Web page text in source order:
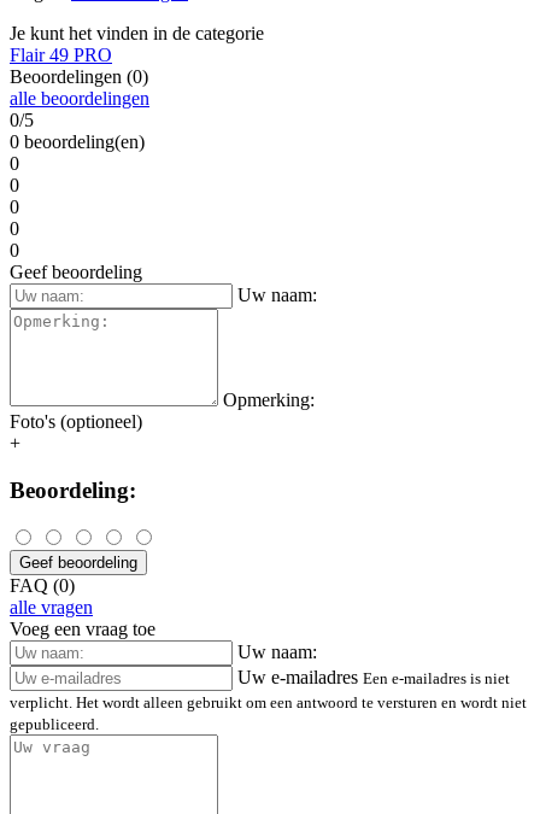
Je kunt het vinden in de categorie
Flair 49 PRO
Beoordelingen (0)
alle beoordelingen
0/5
0 beoordeling(en)
0
0
0
0
0
Geef beoordeling
Uw naam:
Opmerking:
Foto's (optioneel)
+
Beoordeling:
Geef beoordeling
FAQ (0)
alle vragen
Voeg een vraag toe
Uw naam:
Uw e-mailadres Een e-mailadres is niet
verplicht. Het wordt alleen gebruikt om een antwoord te versturen en wordt niet
gepubliceerd.